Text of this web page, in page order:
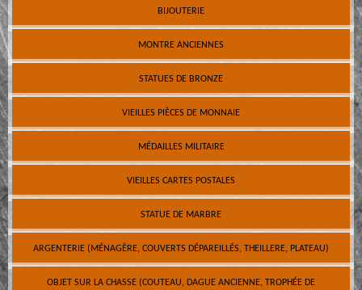
BIJOUTERIE
MONTRE ANCIENNES
STATUES DE BRONZE
VIEILLES PIÈCES DE MONNAIE
MÉDAILLES MILITAIRE
VIEILLES CARTES POSTALES
STATUE DE MARBRE
ARGENTERIE (MÉNAGÈRE, COUVERTS DÉPAREILLÉS, THEILLERE, PLATEAU)
OBJET SUR LA CHASSE (COUTEAU, DAGUE ANCIENNE, TROPHÉE DE